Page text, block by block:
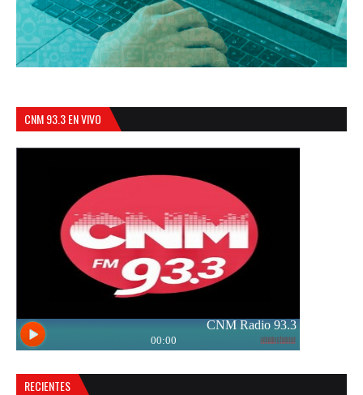
CNM 93.3 EN VIVO
RECIENTES